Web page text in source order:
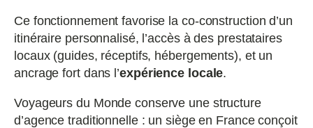
Ce fonctionnement favorise la co-construction d’un
itinéraire personnalisé, l’accès à des prestataires
locaux (guides, réceptifs, hébergements), et un
ancrage fort dans l’expérience locale.
Voyageurs du Monde conserve une structure
d’agence traditionnelle : un siège en France conçoit